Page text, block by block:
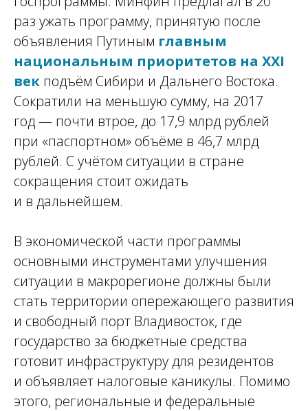
раз ужать программу, принятую после
объявления Путиным главным
национальным приоритетов на XXI
век подъём Сибири и Дальнего Востока.
Сократили на меньшую сумму, на 2017
год — почти втрое, до 17,9 млрд рублей
при «паспортном» объёме в 46,7 млрд
рублей. С учётом ситуации в стране
сокращения стоит ожидать
и в дальнейшем.
В экономической части программы
основными инструментами улучшения
ситуации в макрорегионе должны были
стать территории опережающего развития
и свободный порт Владивосток, где
государство за бюджетные средства
готовит инфраструктуру для резидентов
и объявляет налоговые каникулы. Помимо
этого, региональные и федеральные